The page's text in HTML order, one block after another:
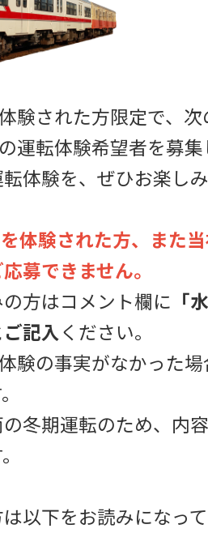
験された方限定で、
運転体験希望者を募
体験を、ぜひお楽し
体験された方、また
募できません。
方はコメント欄に 「
記入ください。
験の事実がなかった
冬期運転のため、内
以下をお読みになっ